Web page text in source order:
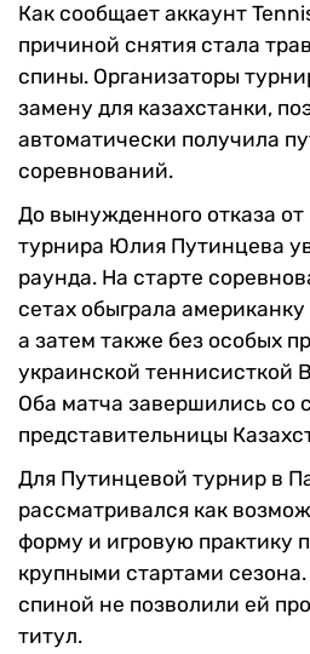
Как сообщает аккаунт
причиной снятия стала
спины. Организаторы
замену для казахстанки,
автоматически получила
соревнований.
До вынужденного отказа
турнира Юлия Путинцева
раунда. На старте
сетах обыграла
а затем также без особых
украинской теннисисткой
Оба матча завершились со
представительницы
Для Путинцевой турнир в
рассматривался как
форму и игровую практику
крупными стартами
спиной не позволили ей
титул.